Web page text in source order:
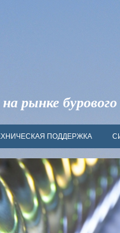
рынке
ПОДДЕРЖКА